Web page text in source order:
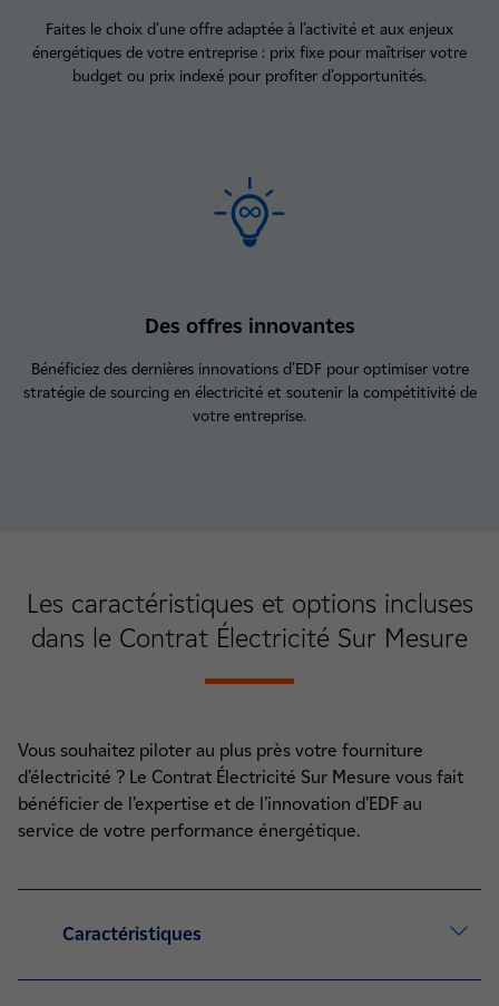
Faites le choix d’une offre adaptée à l’activité et aux enjeux
énergétiques de votre entreprise : prix fixe pour maîtriser votre
budget ou prix indexé pour profiter d’opportunités.
Des offres innovantes
Bénéficiez des dernières innovations d’EDF pour optimiser votre
stratégie de sourcing en électricité et soutenir la compétitivité de
votre entreprise.
Les caractéristiques et options incluses
dans le Contrat Électricité Sur Mesure
Vous souhaitez piloter au plus près votre fourniture
d’électricité ? Le Contrat Électricité Sur Mesure vous fait
bénéficier de l’expertise et de l’innovation d’EDF au
service de votre performance énergétique.
Caractéristiques